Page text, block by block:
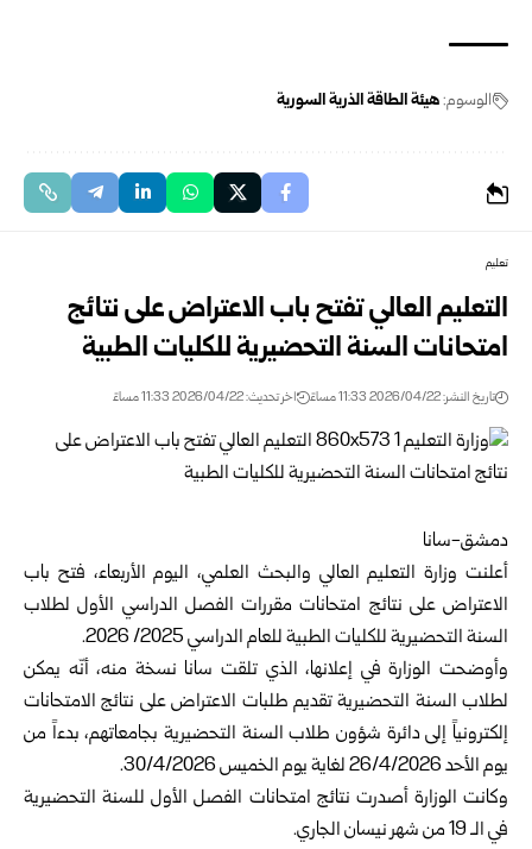
الوسوم:هيئة الطاقة الذرية السورية
تعليم
التعليم العالي تفتح باب الاعتراض على نتائج
امتحانات السنة التحضيرية للكليات الطبية
تاريخ النشر: 2026/04/22 11:33 مساءً اخر تحديث: 2026/04/22 11:33 مساءً
دمشق-سانا
أعلنت وزارة التعليم العالي والبحث العلمي، اليوم الأربعاء، فتح باب
الاعتراض على نتائج امتحانات مقررات الفصل الدراسي الأول لطلاب
السنة التحضيرية للكليات الطبية للعام الدراسي 2025/ 2026.
وأوضحت الوزارة في إعلانها، الذي تلقت سانا نسخة منه، أنّه يمكن
لطلاب السنة التحضيرية تقديم طلبات الاعتراض على نتائج الامتحانات
إلكترونياً إلى دائرة شؤون طلاب السنة التحضيرية بجامعاتهم، بدءاً من
يوم الأحد 26/4/2026 لغاية يوم الخميس 30/4/2026.
وكانت الوزارة أصدرت نتائج امتحانات الفصل الأول للسنة التحضيرية
في الـ 19 من شهر نيسان الجاري.